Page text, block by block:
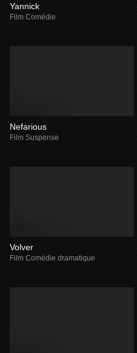
Yannick
Film Comédie
Nefarious
Film Suspense
Volver
Film Comédie dramatique